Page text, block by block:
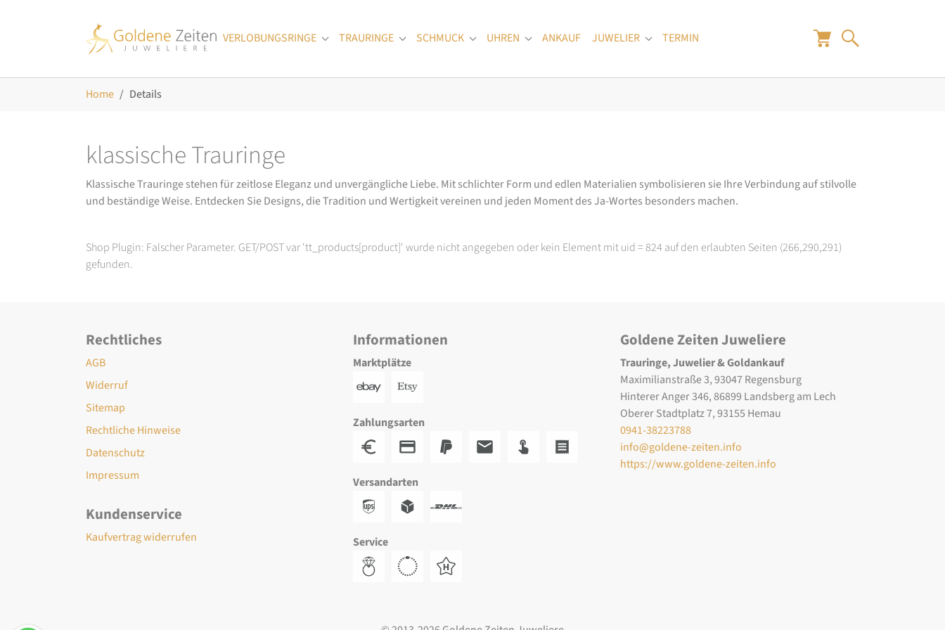
VERLOBUNGSRINGE
Submenu for "Verlobungsringe"
TRAURINGE Submenu for "Trauringe"
SCHMUCK Submenu for "Schmuck"
UHREN Submenu for "Uhren"
ANKAUF JUWELIER Submenu for "Juwelier"
TERMIN
Home Details
klassische Trauringe
Klassische Trauringe stehen für zeitlose Eleganz und unvergängliche Liebe. Mit schlichter Form und edlen Materialien symbolisieren sie Ihre Verbindung auf stilvolle
und beständige Weise. Entdecken Sie Designs, die Tradition und Wertigkeit vereinen und jeden Moment des Ja-Wortes besonders machen.
Shop Plugin: Falscher Parameter. GET/POST var 'tt_products[product]' wurde nicht angegeben oder kein Element mit uid = 824 auf den erlaubten Seiten (266,290,291)
gefunden.
Rechtliches
AGB
Widerruf
Sitemap
Rechtliche Hinweise
Datenschutz
Impressum
Kundenservice
Kaufvertrag widerrufen
Informationen
Marktplätze
Zahlungsarten
Versandarten
Service
Goldene Zeiten Juweliere
Trauringe, Juwelier & Goldankauf
Maximilianstraße 3, 93047 Regensburg
Hinterer Anger 346, 86899 Landsberg am Lech
Oberer Stadtplatz 7, 93155 Hemau
0941-38223788
info@goldene-zeiten.info
https://www.goldene-zeiten.info